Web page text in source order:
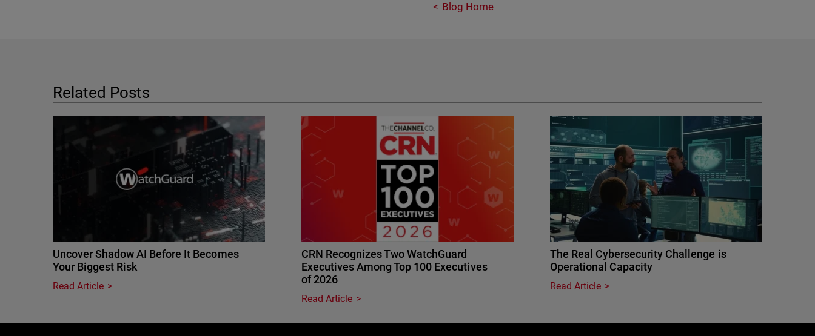
Blog Home
Related Posts
Uncover Shadow AI Before It Becomes
Your Biggest Risk
Read Article
CRN Recognizes Two WatchGuard
Executives Among Top 100 Executives
of 2026
Read Article
The Real Cybersecurity Challenge is
Operational Capacity
Read Article